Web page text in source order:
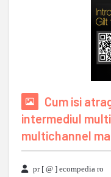
Cum isi
intermediul
multichannel
pr [ @ ] ecompedia ro